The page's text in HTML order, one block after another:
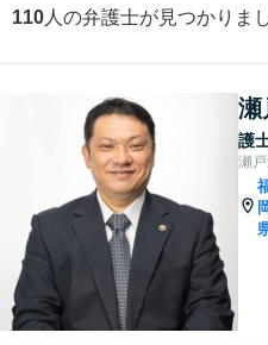
110 人の弁護士が見つかりま
瀬
護
瀬